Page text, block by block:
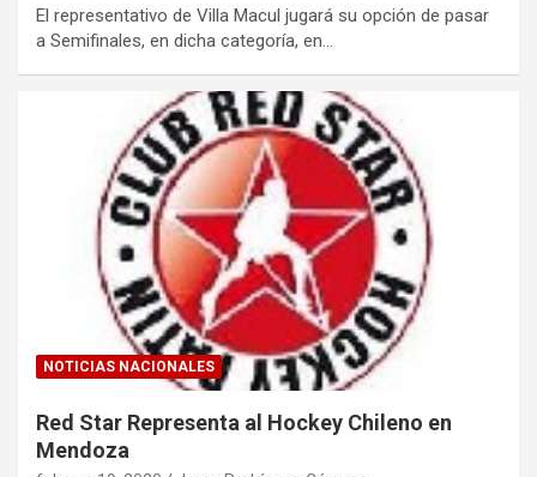
El representativo de Villa Macul jugará su opción de pasar
a Semifinales, en dicha categoría, en…
NOTICIAS NACIONALES
Red Star Representa al Hockey Chileno en
Mendoza